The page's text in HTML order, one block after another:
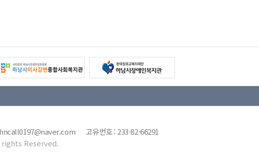
고유번호 : 233-82-66291
rights Reserved.